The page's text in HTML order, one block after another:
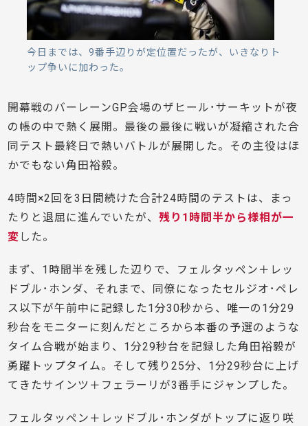
今日までは、9番手辺りが定位置だったが、いきなりト
ップ争いに加わった。
開幕戦のバーレーンGP会場のザヒール･サーキットが夜
の帳の中で熱く展開。最後の最後に戦いが凝縮された合
同テスト最終日で熱いバトルが展開した。その主役はほ
かでもない角田裕毅。
4時間×2回を3日間続けた合計24時間のテストは、まっ
たりと退屈に進んでいたが、残り1時間半から様相が一
変 した。
まず、1時間半を残した辺りで、フェルタッペン＋レッ
ドブル･ホンダ、それまで、同僚になったセルジオ･ペレ
ス以下が午前中に記録した1分30秒から、唯一の1分29
秒台をモニターに刻んだところから本番の予選のような
タイム合戦が始まり、1分29秒台を記録した角田裕毅が
勇躍トップタイム。そして残り25分、1分29秒台に上げ
てきたサインツ＋フェラーリが3番手にジャンプした。
フェルタッペン＋レッドブル･ホンダがトップに返り咲